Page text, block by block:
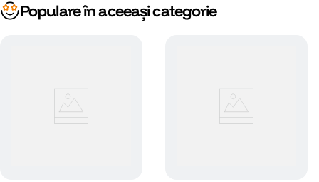
Populare în aceeași categorie